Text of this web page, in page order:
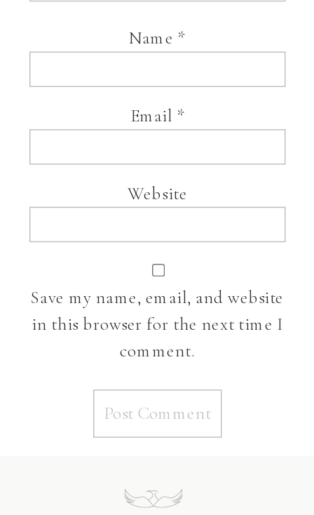
Name *
Email *
Website
Save my name, email, and website
in this browser for the next time I
comment.